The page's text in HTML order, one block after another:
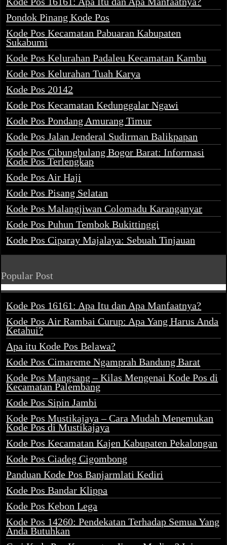
Pondok Pinang Kode Pos
Kode Pos Kecamatan Pabuaran Kabupaten
Sukabumi
Kode Pos Kelurahan Padaleu Kecamatan Kambu
Kode Pos Kelurahan Tuah Karya
Kode Pos 20142
Kode Pos Kecamatan Kedunggalar Ngawi
Kode Pos Pondang Amurang Timur
Kode Pos Jalan Jenderal Sudirman Balikpapan
Kode Pos Cibungbulang Bogor Barat: Informasi
Kode Pos Terlengkap
Kode Pos Air Haji
Kode Pos Pisang Selatan
Kode Pos Malangjiwan Colomadu Karanganyar
Kode Pos Puhun Tembok Bukittinggi
Kode Pos Ciparay Majalaya: Sebuah Tinjauan
Popular Post
Kode Pos 16161: Apa Itu dan Apa Manfaatnya?
Kode Pos Air Rambai Curup: Apa Yang Harus Anda
Ketahui?
Apa itu Kode Pos Belawa?
Kode Pos Cimareme Ngamprah Bandung Barat
Kode Pos Mangsang – Kilas Mengenai Kode Pos di
Kecamatan Palembang
Kode Pos Sipin Jambi
Kode Pos Mustikajaya – Cara Mudah Menemukan
Kode Pos di Mustikajaya
Kode Pos Kecamatan Kajen Kabupaten Pekalongan
Kode Pos Ciadeg Cigombong
Panduan Kode Pos Banjarmlati Kediri
Kode Pos Bandar Klippa
Kode Pos Kebon Lega
Kode Pos 14260: Pendekatan Terhadap Semua Yang
Anda Butuhkan